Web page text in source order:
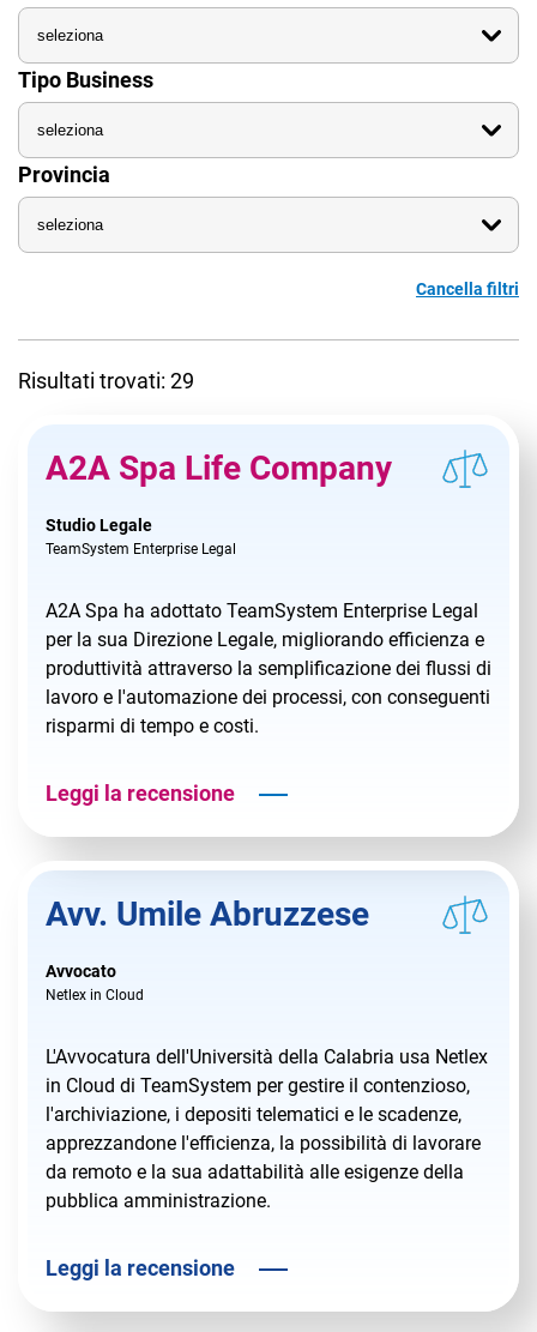
CRM
Ecommerce
Email Marketing
Fatturazione
TeamSystem Store
Tipo Business
Provincia
Cancella filtri
Risultati trovati: 29
A2A Spa Life Company
Studio Legale
TeamSystem Enterprise Legal
A2A Spa ha adottato TeamSystem Enterprise Legal
per la sua Direzione Legale, migliorando efficienza e
produttività attraverso la semplificazione dei flussi di
lavoro e l'automazione dei processi, con conseguenti
risparmi di tempo e costi.
Leggi la recensione
Avv. Umile Abruzzese
Avvocato
Netlex in Cloud
L'Avvocatura dell'Università della Calabria usa Netlex
in Cloud di TeamSystem per gestire il contenzioso,
l'archiviazione, i depositi telematici e le scadenze,
apprezzandone l'efficienza, la possibilità di lavorare
da remoto e la sua adattabilità alle esigenze della
pubblica amministrazione.
Leggi la recensione